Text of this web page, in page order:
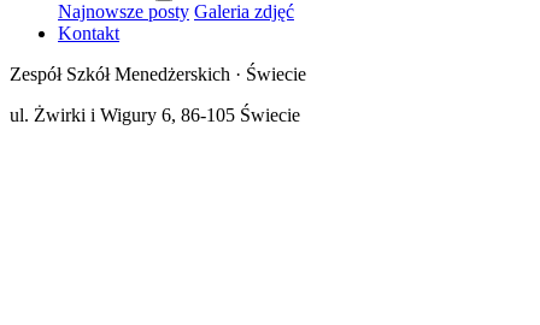
Najnowsze posty Galeria zdjęć
Kontakt
Zespół Szkół Menedżerskich · Świecie
ul. Żwirki i Wigury 6, 86-105 Świecie